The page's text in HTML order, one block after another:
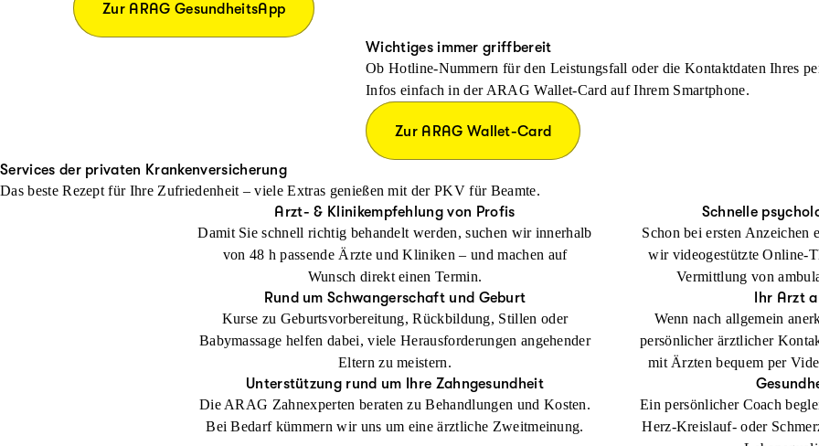
Zur ARAG GesundheitsApp
Wichtiges immer griffbereit
Ob Hotline-Nummern für den Leistungsfall oder die Kontaktdaten Ihres
Infos einfach in der ARAG Wallet-Card auf Ihrem Smartphone.
Zur ARAG Wallet-Card
Services der privaten Krankenversicherung
Das beste Rezept für Ihre Zufriedenheit – viele Extras genießen mit der PKV für Beamte.
Arzt- & Klinikempfehlung von Profis
Damit Sie schnell richtig behandelt werden, suchen wir innerhalb
von 48 h passende Ärzte und Kliniken – und machen auf
Wunsch direkt einen Termin.
Schnelle
Schon bei ersten Anzeichen
wir videogestützte Online-
Vermittlung von
Rund um Schwangerschaft und Geburt
Kurse zu Geburtsvorbereitung, Rückbildung, Stillen oder
Babymassage helfen dabei, viele Herausforderungen angehender
Eltern zu meistern.
Ihr Arzt
Wenn nach allgemein
persönlicher ärztlicher
mit Ärzten bequem per
Unterstützung rund um Ihre Zahngesundheit
Die ARAG Zahnexperten beraten zu Behandlungen und Kosten.
Bei Bedarf kümmern wir uns um eine ärztliche Zweitmeinung.
Ein persönlicher Coach
Herz-Kreislauf- oder